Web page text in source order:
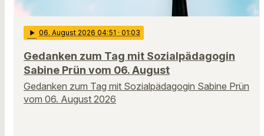
play_arrow 06. August 2026 04:51 · 01:03
Gedanken zum Tag mit Sozialpädagogin
Sabine Prün vom 06. August
Gedanken zum Tag mit Sozialpädagogin Sabine Prün
vom 06. August 2026